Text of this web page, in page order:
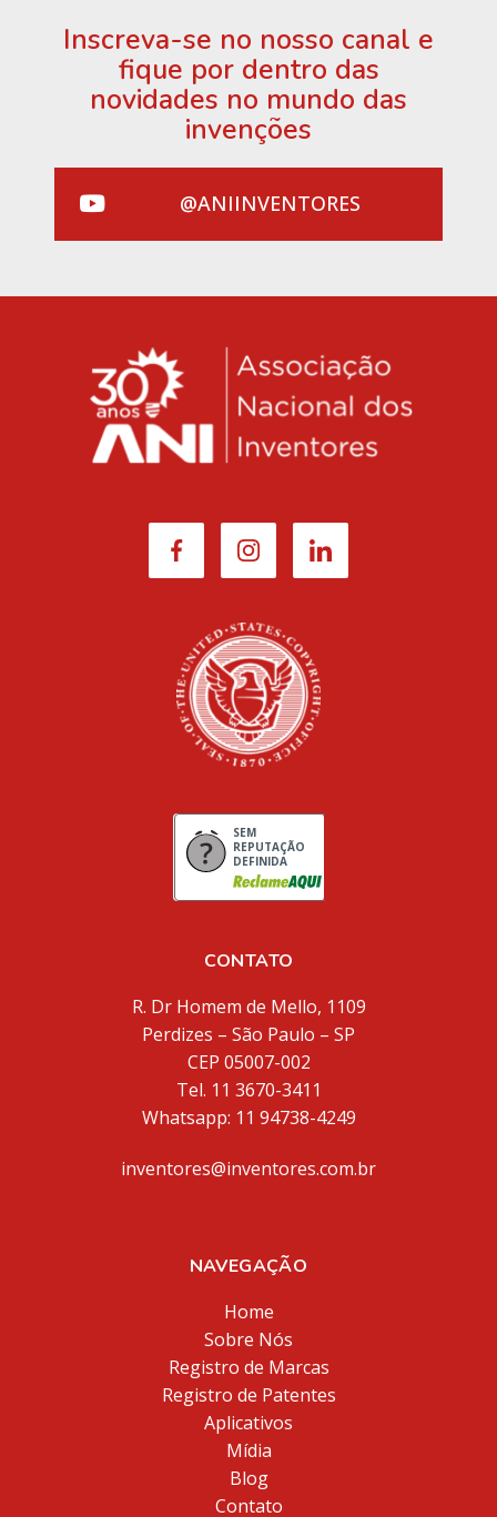
Inscreva-se no nosso canal e
fique por dentro das
novidades no mundo das
invenções
@ANIINVENTORES
SEM
REPUTAÇÃO
DEFINIDA
CONTATO
R. Dr Homem de Mello, 1109
Perdizes – São Paulo – SP
CEP 05007-002
Tel. 11 3670-3411
Whatsapp: 11 94738-4249
inventores@inventores.com.br
NAVEGAÇÃO
Home
Sobre Nós
Registro de Marcas
Registro de Patentes
Aplicativos
Mídia
Blog
Contato